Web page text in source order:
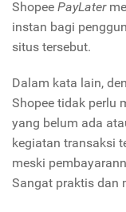
Shopee PayLater
instan bagi
situs tersebut.
Dalam kata lain,
Shopee tidak perlu
yang belum ada
kegiatan transaksi
meski
Sangat praktis dan